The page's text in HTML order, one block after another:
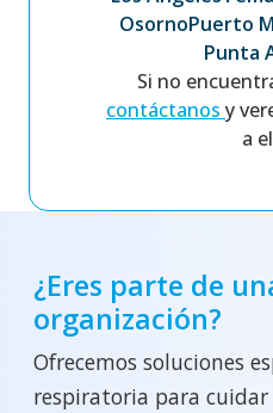
OsornoPuerto
Punta
Si no
contáctanos y
a
¿Eres parte de
organización?
Ofrecemos soluciones
respiratoria para